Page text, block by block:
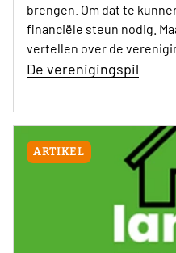
brengen. Om dat te
financiële steun nodig.
vertellen over de
De verenigingspil
ARTIKEL